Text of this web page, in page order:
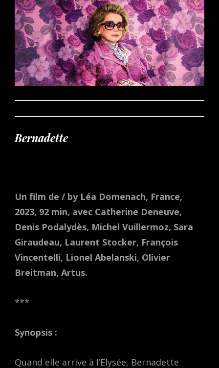
Bernadette
Un film de / by Léa Domenach, France,
2023, 92 min, avec Catherine Deneuve,
Denis Podalydès, Michel Vuillermoz, Sara
Giraudeau, Laurent Stocker, François
Vincentelli, Lionel Abelanski, Olivier
Breitman, Artus.
***
Synopsis :
Quand elle arrive à l’Elysée, Bernadette